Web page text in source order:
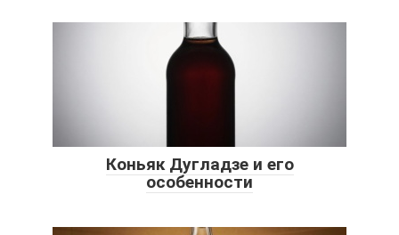
Коньяк Дугладзе и его
особенности